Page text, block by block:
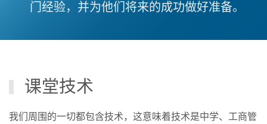
门经验，并为他们将来的成功做好准备。
课堂技术
我们周围的一切都包含技术，这意味着技术是中学、工商管